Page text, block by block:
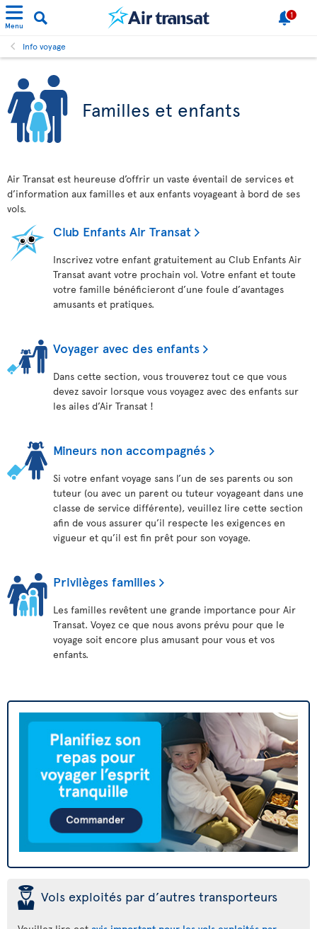
Menu
1
Info voyage
Familles et enfants
Air Transat est heureuse d’offrir un vaste éventail de services et
d’information aux familles et aux enfants voyageant à bord de ses
vols.
Club Enfants Air Transat
Inscrivez votre enfant gratuitement au Club Enfants Air
Transat avant votre prochain vol. Votre enfant et toute
votre famille bénéficieront d’une foule d’avantages
amusants et pratiques.
Voyager avec des enfants
Dans cette section, vous trouverez tout ce que vous
devez savoir lorsque vous voyagez avec des enfants sur
les ailes d’Air Transat !
Mineurs non accompagnés
Si votre enfant voyage sans l’un de ses parents ou son
tuteur (ou avec un parent ou tuteur voyageant dans une
classe de service différente), veuillez lire cette section
afin de vous assurer qu’il respecte les exigences en
vigueur et qu’il est fin prêt pour son voyage.
Privilèges familles
Les familles revêtent une grande importance pour Air
Transat. Voyez ce que nous avons prévu pour que le
voyage soit encore plus amusant pour vous et vos
enfants.
þ Vols exploités par d’autres transporteurs